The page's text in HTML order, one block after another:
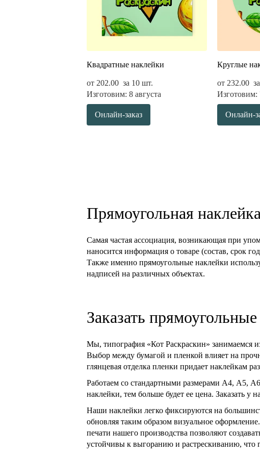
Квадратные наклейки
от 202.00 за 10 шт.
Изготовим: 8 августа
Онлайн-заказ
Круглые
от 232.00
Изготовим:
Онлайн-
Прямоугольная
Самая частая ассоциация, возникающая при
наносится информация о товаре (состав, срок
Также именно прямоугольные наклейки
надписей на различных объектах.
Заказать
Мы, типография «Кот Раскраскин» занимаемся
Выбор между бумагой и пленкой влияет на
глянцевая отделка пленки придает наклейкам
Работаем со стандартными размерами А4, А5,
наклейки, тем больше будет ее цена. Заказать у
Наши наклейки легко фиксируются на
обновляя таким образом визуальное
печати нашего производства позволяют
устойчивы к выгоранию и растрескиванию, что